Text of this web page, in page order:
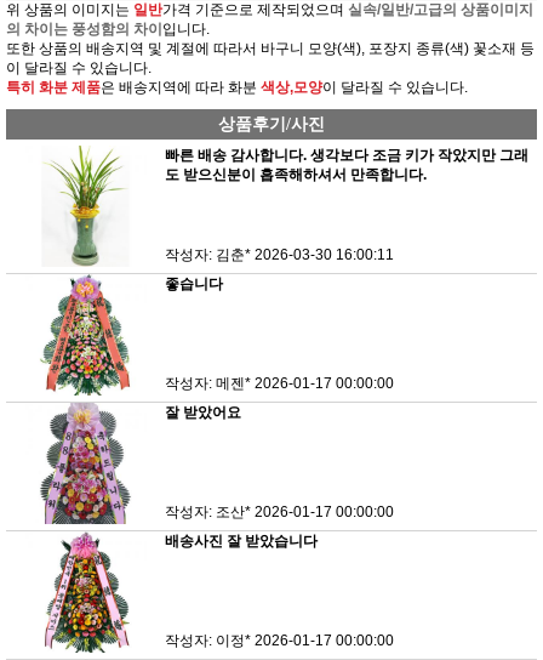
위 상품의 이미지는 일반가격 기준으로 제작되었으며 실속/일반/고급의 상품이미지
의 차이는 풍성함의 차이 입니다.
또한 상품의 배송지역 및 계절에 따라서 바구니 모양(색), 포장지 종류(색) 꽃소재 등
이 달라질 수 있습니다.
특히 화분 제품은 배송지역에 따라 화분 색상,모양이 달라질 수 있습니다.
상품후기/사진
빠른 배송 감사합니다. 생각보다 조금 키가 작았지만 그래
도 받으신분이 흡족해하셔서 만족합니다.
작성자: 김춘* 2026-03-30 16:00:11
좋습니다
작성자: 메젠* 2026-01-17 00:00:00
잘 받았어요
작성자: 조산* 2026-01-17 00:00:00
배송사진 잘 받았습니다
작성자: 이정* 2026-01-17 00:00:00